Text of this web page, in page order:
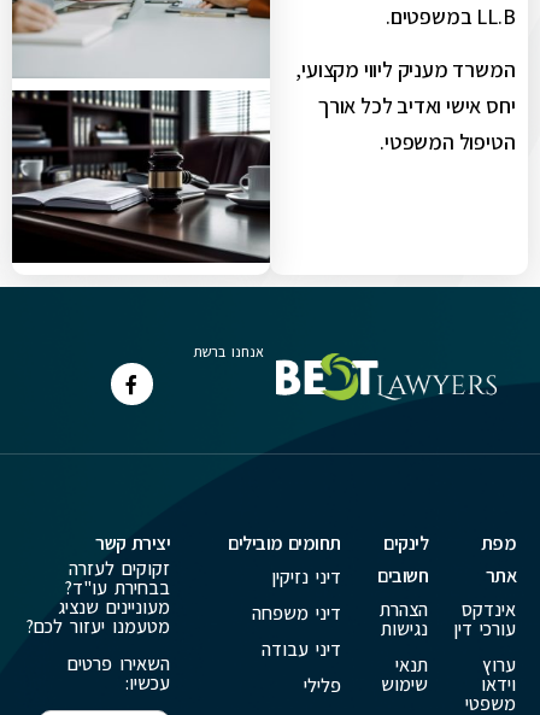
LL.B במשפטים.
המשרד מעניק ליווי מקצועי,
יחס אישי ואדיב לכל אורך
הטיפול המשפטי.
אנחנו ברשת
מפת
אתר
אינדקס
עורכי דין
ערוץ
וידאו
משפטי
לינקים
חשובים
הצהרת
נגישות
תנאי
שימוש
תחומים מובילים
דיני נזיקין
דיני משפחה
דיני עבודה
פלילי
יצירת קשר
זקוקים לעזרה
בבחירת עו"ד?
מעוניינים שנציג
מטעמנו יעזור לכם?
השאירו פרטים
עכשיו: